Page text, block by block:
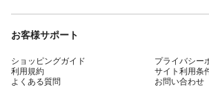
お客様サポート
ショッピングガイド
利用規約
よくある質問
プライバシー
サイト利用条
お問い合わせ